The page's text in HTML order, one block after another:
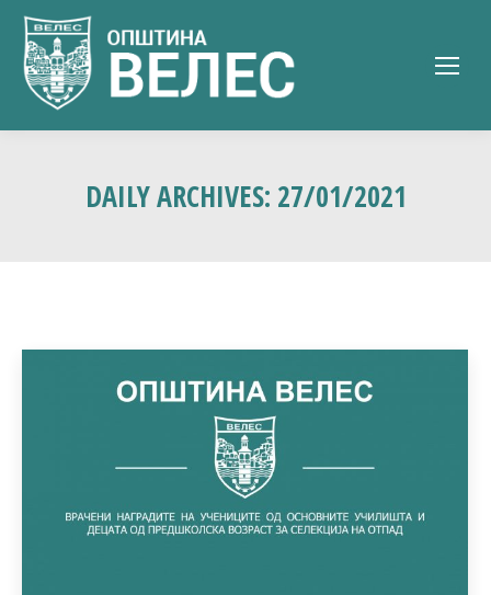
DAILY ARCHIVES: 27/01/2021